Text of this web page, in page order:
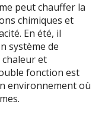
peut chauffer la
chimiques et
En été, il
système de
et
fonction est
environnement où